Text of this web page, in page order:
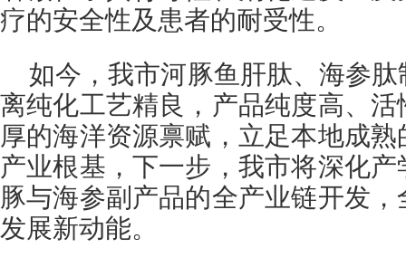
疗的安全性及患者的耐受性。
如今，我市河豚鱼肝肽、海参
离纯化工艺精良，产品纯度高、
厚的海洋资源禀赋，立足本地成
产业根基，下一步，我市将深化
豚与海参副产品的全产业链开发
发展新动能。